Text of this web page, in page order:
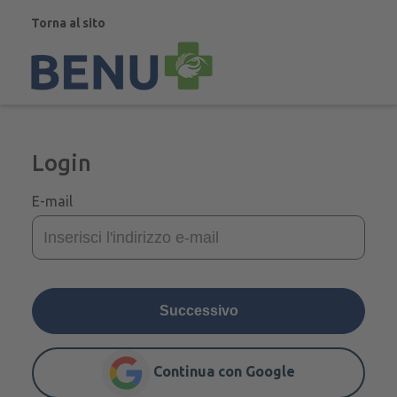
Torna al sito
Login
E-mail
Successivo
Continua con Google